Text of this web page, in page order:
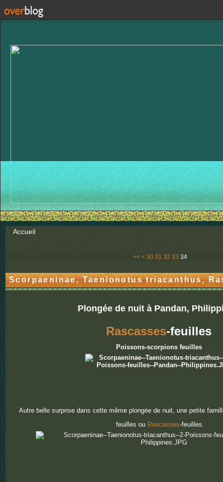
Accueil
<< <10
20
30 31 32 33 34
Scorpaeninae, Taenionotus triacanthus,
Plongée de nuit à Pandan,
Rascasses-feuilles
Poissons-scorpions feuilles
Autre belle surprise dans cette même plongée de nuit, une petite
feuilles ou Rascasses-feuilles.